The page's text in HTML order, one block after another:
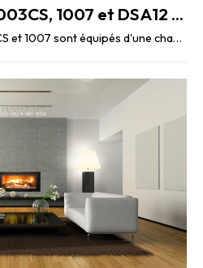
Inserts Bois Scan 1003CS, 1007 et DSA12 : performance et style
Les Inserts Bois Scan 1003CS et 1007 sont équipés d'une chambre à combustion en béton ...